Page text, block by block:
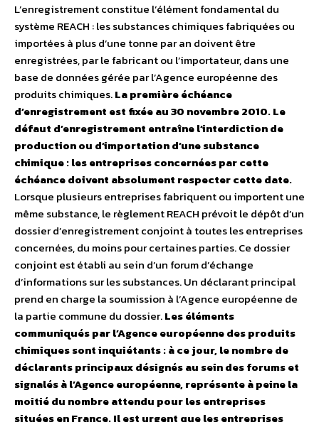
L’enregistrement constitue l’élément fondamental du
système REACH : les substances chimiques fabriquées ou
importées à plus d’une tonne par an doivent être
enregistrées, par le fabricant ou l’importateur, dans une
base de données gérée par l’Agence européenne des
produits chimiques.La première échéance
d’enregistrement est fixée au 30 novembre 2010. Le
défaut d’enregistrement entraîne l’interdiction de
production ou d’importation d’une substance
chimique : les entreprises concernées par cette
échéance doivent absolument respecter cette date.
Lorsque plusieurs entreprises fabriquent ou importent une
même substance, le règlement REACH prévoit le dépôt d’un
dossier d’enregistrement conjoint à toutes les entreprises
concernées, du moins pour certaines parties. Ce dossier
conjoint est établi au sein d’un forum d’échange
d’informations sur les substances. Un déclarant principal
prend en charge la soumission à l’Agence européenne de
la partie commune du dossier.Les éléments
communiqués par l’Agence européenne des produits
chimiques sont inquiétants : à ce jour, le nombre de
déclarants principaux désignés au sein des forums et
signalés à l’Agence européenne, représente à peine la
moitié du nombre attendu pour les entreprises
situées en France. Il est urgent que les entreprises